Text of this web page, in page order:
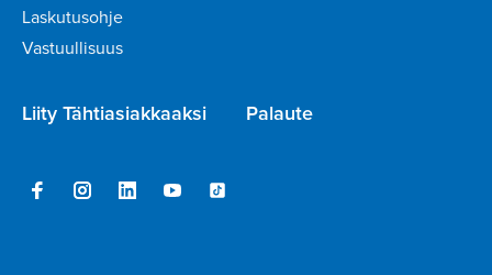
Laskutusohje
Vastuullisuus
Liity Tähtiasiakkaaksi Palaute